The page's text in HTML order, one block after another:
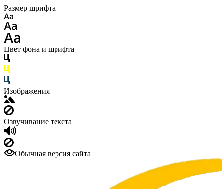
Размер шрифта
Цвет фона и шрифта
Изображения
Озвучивание текста
Обычная версия сайта